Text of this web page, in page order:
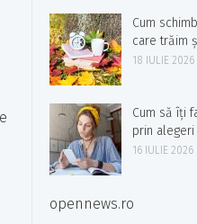
Cum
care trăim
18 IULIE 2026
Cum să îți
prin
16 IULIE 2026
opennews.ro